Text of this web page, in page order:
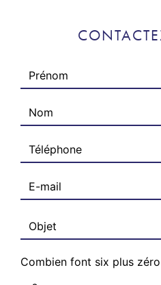
Combien font six plus zéro